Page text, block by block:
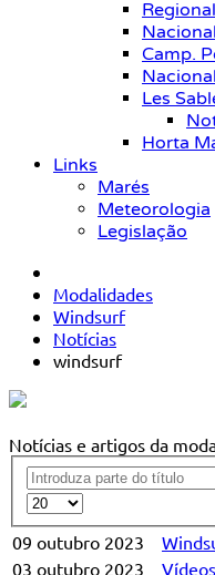
Camp.
Les
Horta
Links
Marés
Meteorologia
Legislação
Modalidades
Windsurf
Notícias
windsurf
Notícias e artigos da
09 outubro 2023
03 outubro 2023